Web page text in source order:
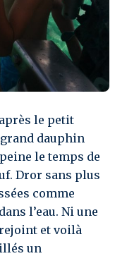
le petit
dauphin
le temps de
Dror sans plus
comme
l’eau. Ni une
et voilà
un